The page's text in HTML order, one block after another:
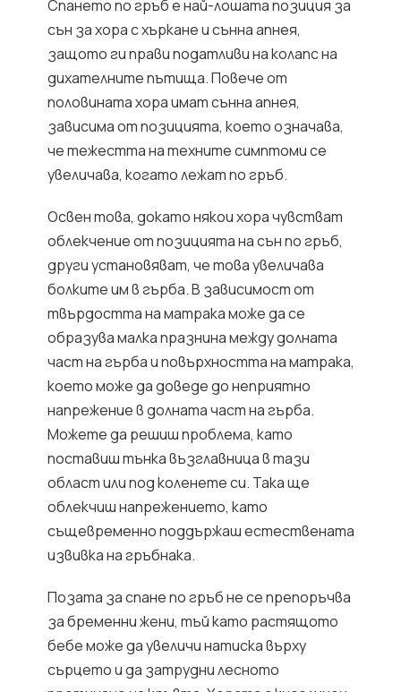
Спането по гръб е най-лошата позиция за
сън за хора с хъркане и сънна апнея,
защото ги прави податливи на колапс на
дихателните пътища. Повече от
половината хора имат сънна апнея,
зависима от позицията, което означава,
че тежестта на техните симптоми се
увеличава, когато лежат по гръб.
Освен това, докато някои хора чувстват
облекчение от позицията на сън по гръб,
други установяват, че това увеличава
болките им в гърба. В зависимост от
твърдостта на матрака може да се
образува малка празнина между долната
част на гърба и повърхността на матрака,
което може да доведе до неприятно
напрежение в долната част на гърба.
Можете да решиш проблема, като
поставиш тънка възглавница в тази
област или под коленете си. Така ще
облекчиш напрежението, като
същевременно поддържаш естествената
извивка на гръбнака.
Позата за спане по гръб не се препоръчва
за бременни жени, тъй като растящото
бебе може да увеличи натиска върху
сърцето и да затрудни лесното